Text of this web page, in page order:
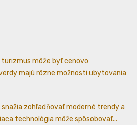
turizmus môže byť cenovo
majú rôzne možnosti ubytovania
snažia zohľadňovať moderné trendy a
technológia môže spôsobovať...